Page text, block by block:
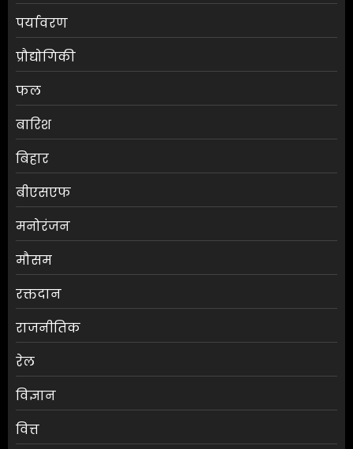
पर्यावरण
प्रौद्योगिकी
फल
बारिश
बिहार
बीएसएफ
मनोरंजन
मौसम
रक्तदान
राजनीतिक
रेल
विज्ञान
वित्त
विजेता